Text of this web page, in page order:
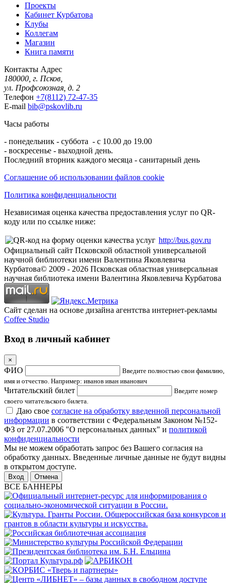
Проекты
Кабинет Курбатова
Клубы
Коллегам
Магазин
Книга памяти
Контакты Адрес
180000, г. Псков,
ул. Профсоюзная, д. 2
Телефон +7(8112) 72-47-35
E-mail bib@pskovlib.ru
Часы работы
- понедельник - суббота - с 10.00 до 19.00
- воскресенье - выходной день.
Последний вторник каждого месяца - санитарный день
Соглашение об использовании файлов cookie
Политика конфиденциальности
Независимая оценка качества предоставления услуг по QR-
коду или по ссылке ниже:
http://bus.gov.ru
Официальный сайт Псковской областной универсальной
научной библиотеки имени Валентина Яковлевича
Курбатова© 2009 - 2026 Псковская областная универсальная
научная библиотека имени Валентина Яковлевича Курбатова
Сайт сделан на основе дизайна агентства интернет-рекламы
Coffee Studio
Вход в личный кабинет
×
ФИО
Введите полностью свои фамилию,
имя и отчество. Например: иванов иван иванович
Читательский билет
Введите номер
своего читательского билета.
Даю свое согласие на обработку введенной персональной
информации в соответствии с Федеральным Законом №152-
ФЗ от 27.07.2006 "О персональных данных" и политикой
конфиденциальности
Мы не можем обработать запрос без Вашего согласия на
обработку данных. Введенные личные данные не будут видны
в открытом доступе.
Отмена
ВСЕ БАННЕРЫ